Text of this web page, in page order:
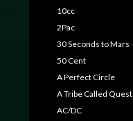
10cc
2Pac
30 Seconds to Mars
50 Cent
A Perfect Circle
A Tribe Called Quest
AC/DC